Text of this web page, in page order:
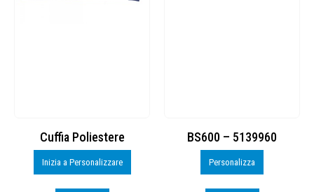
Cuffia Poliestere
Inizia a Personalizzare
BS600 – 5139960
Personalizza